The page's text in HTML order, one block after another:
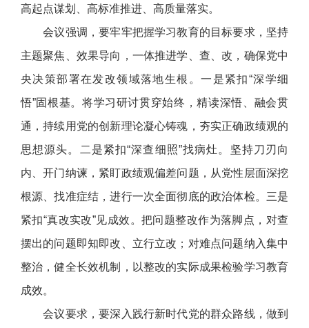
高起点谋划、高标准推进、高质量落实。
会议强调，要牢牢把握学习教育的目标要求，坚持
主题聚焦、效果导向，一体推进学、查、改，确保党中
央决策部署在发改领域落地生根。一是紧扣“深学细
悟”固根基。将学习研讨贯穿始终，精读深悟、融会贯
通，持续用党的创新理论凝心铸魂，夯实正确政绩观的
思想源头。二是紧扣“深查细照”找病灶。坚持刀刃向
内、开门纳谏，紧盯政绩观偏差问题，从党性层面深挖
根源、找准症结，进行一次全面彻底的政治体检。三是
紧扣“真改实改”见成效。把问题整改作为落脚点，对查
摆出的问题即知即改、立行立改；对难点问题纳入集中
整治，健全长效机制，以整改的实际成果检验学习教育
成效。
会议要求，要深入践行新时代党的群众路线，做到